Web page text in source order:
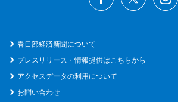
春日部経済新聞について
プレスリリース・情報提供はこちらから
アクセスデータの利用について
お問い合わせ